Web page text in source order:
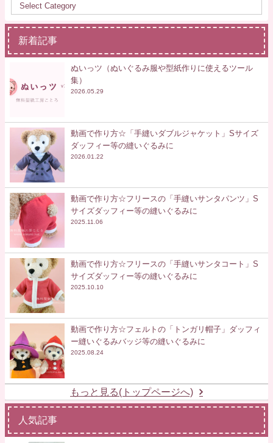
新着記事
ぬいっツ（ぬいぐるみ服や型紙作りに使えるツール
集）
2026.05.29
動画で作り方☆「手縫いダブルジャケット」Sサイズ
ダッフィー等の縫いぐるみに
2026.01.22
動画で作り方☆フリースの「手縫いサンタパンツ」S
サイズダッフィー等の縫いぐるみに
2025.11.06
動画で作り方☆フリースの「手縫いサンタコート」S
サイズダッフィー等の縫いぐるみに
2025.10.10
動画で作り方☆フェルトの「トンガリ帽子」ダッフィ
ー縫いぐるみバッジ等の縫いぐるみに
2025.08.24
もっと見る(トップページへ)
人気記事